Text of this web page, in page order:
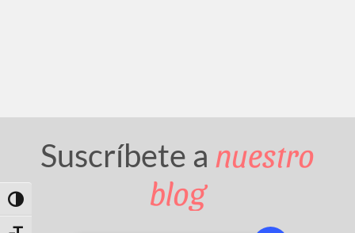
Toggle High Contrast
Suscríbete a nuestro
blog